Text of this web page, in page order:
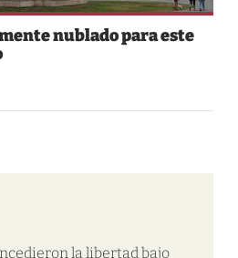
nublado para este
la libertad bajo